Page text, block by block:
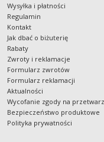
Wysyłka i płatności
Regulamin
Kontakt
Jak dbać o biżuterię
Rabaty
Zwroty i reklamacje
Formularz zwrotów
Formularz reklamacji
Aktualności
Wycofanie zgody na
Bezpieczeństwo produktowe
Polityka prywatności